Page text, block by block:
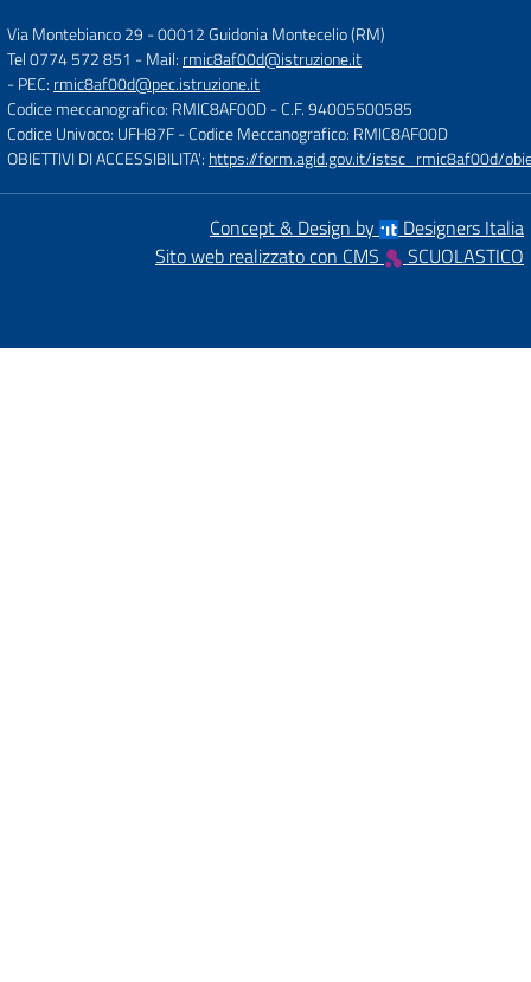
Via Montebianco 29 -00012 Guidonia Montecelio (RM)
Tel 0774 572 851 - Mail: rmic8af00d@istruzione.it
- PEC: rmic8af00d@pec.istruzione.it
Codice meccanografico: RMIC8AF00D- C.F. 94005500585
Codice Univoco: UFH87F- Codice Meccanografico: RMIC8AF00D
OBIETTIVI DI ACCESSIBILITA': https://form.agid.gov.it/istsc_rmic8af00d/
Concept & Design by
Designers Italia
Sito web realizzato con CMS
SCUOLASTICO